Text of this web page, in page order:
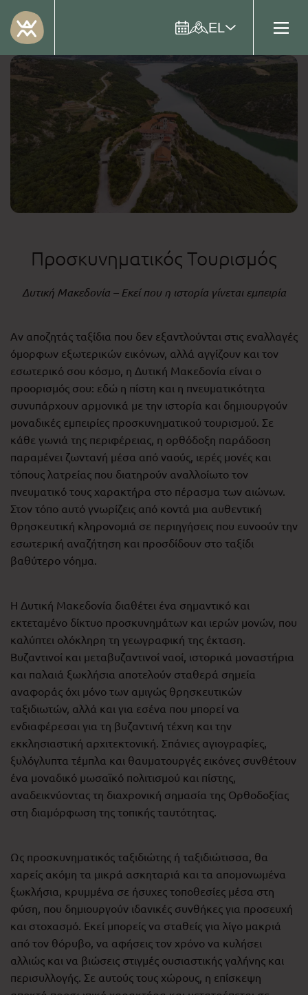
EL
Προσκυνηματικός Τουρισμός
Δυτική Μακεδονία – Εκεί που η ιστορία γίνεται εμπειρία
Αν αποζητάς ταξίδια που δεν εξαντλούνται στις εναλλαγές
όμορφων εξωτερικών εικόνων, αλλά αγγίζουν και τον
εσωτερικό σου κόσμο, η Δυτική Μακεδονία είναι ο
προορισμός σου: εδώ η πίστη και η πνευματικότητα
συνυπάρχουν αρμονικά με την ιστορία και δημιουργούν
μοναδικές εμπειρίες προσκυνηματικού τουρισμού. Σε
κάθε γωνιά της περιφέρειας, η ορθόδοξη παράδοση
παραμένει ζωντανή μέσα από ναούς, ιερές μονές και
τόπους λατρείας που διατηρούν αναλλοίωτο τον
πνευματικό τους χαρακτήρα στο πέρασμα των αιώνων.
Στον τόπο αυτό γνωρίζεις από κοντά μια αυθεντική
θρησκευτική κληρονομιά σε περιηγήσεις που ευνοούν την
εσωτερική αναζήτηση και προσδίδουν στο ταξίδι
βαθύτερο νόημα.
Η Δυτική Μακεδονία διαθέτει ένα σημαντικό και
εκτεταμένο δίκτυο προσκυνημάτων και ιερών μονών, που
καλύπτει ολόκληρη τη γεωγραφική της έκταση.
Βυζαντινοί και μεταβυζαντινοί ναοί, ιστορικά μοναστήρια
και παλαιά ξωκλήσια αποτελούν σταθερά σημεία
αναφοράς όχι μόνο των αμιγώς θρησκευτικών
ταξιδιωτών, αλλά και για εσένα που μπορεί να
ενδιαφέρεσαι για τη βυζαντινή τέχνη και την
εκκλησιαστική αρχιτεκτονική. Σπάνιες αγιογραφίες,
ξυλόγλυπτα τέμπλα και θαυματουργές εικόνες συνθέτουν
ένα μοναδικό μωσαϊκό πολιτισμού και πίστης,
αναδεικνύοντας τη διαχρονική σημασία της Ορθοδοξίας
στη διαμόρφωση της τοπικής ταυτότητας.
Ως προσκυνηματικός ταξιδιώτης ή ταξιδιώτισσα, θα
χαρείς ακόμη τα μικρά ασκηταριά και τα απομονωμένα
ξωκλήσια, κρυμμένα σε ήσυχες τοποθεσίες μέσα στη
φύση, που δημιουργούν ιδανικές συνθήκες για προσευχή
και στοχασμό. Εκεί μπορείς να σταθείς για λίγο μακριά
από τον θόρυβο, να αφήσεις τον χρόνο να κυλήσει
αλλιώς και να βιώσεις στιγμές ουσιαστικής γαλήνης και
περισυλλογής. Σε αυτούς τους χώρους, η επίσκεψη